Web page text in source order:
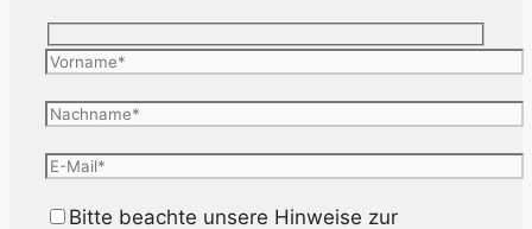
Bitte beachte unsere Hinweise zur